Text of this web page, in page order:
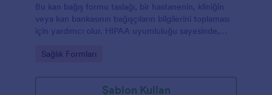
Bu kan bağış formu taslağı, bir hastanenin, kliniğin
veya kan bankasının bağışçıların bilgilerini toplaması
için yardımcı olur. HIPAA uyumluluğu sayesinde,
olacaktır. Jotform'daki diğer taslaklar gibi, bu form da
renklerinizi, resimleri formunuza ekleyin, ve kan
bağışlarını bugün Jotform'dan kabul etmeye
Go to Category:
Sağlık Formları
Şablon Kullan